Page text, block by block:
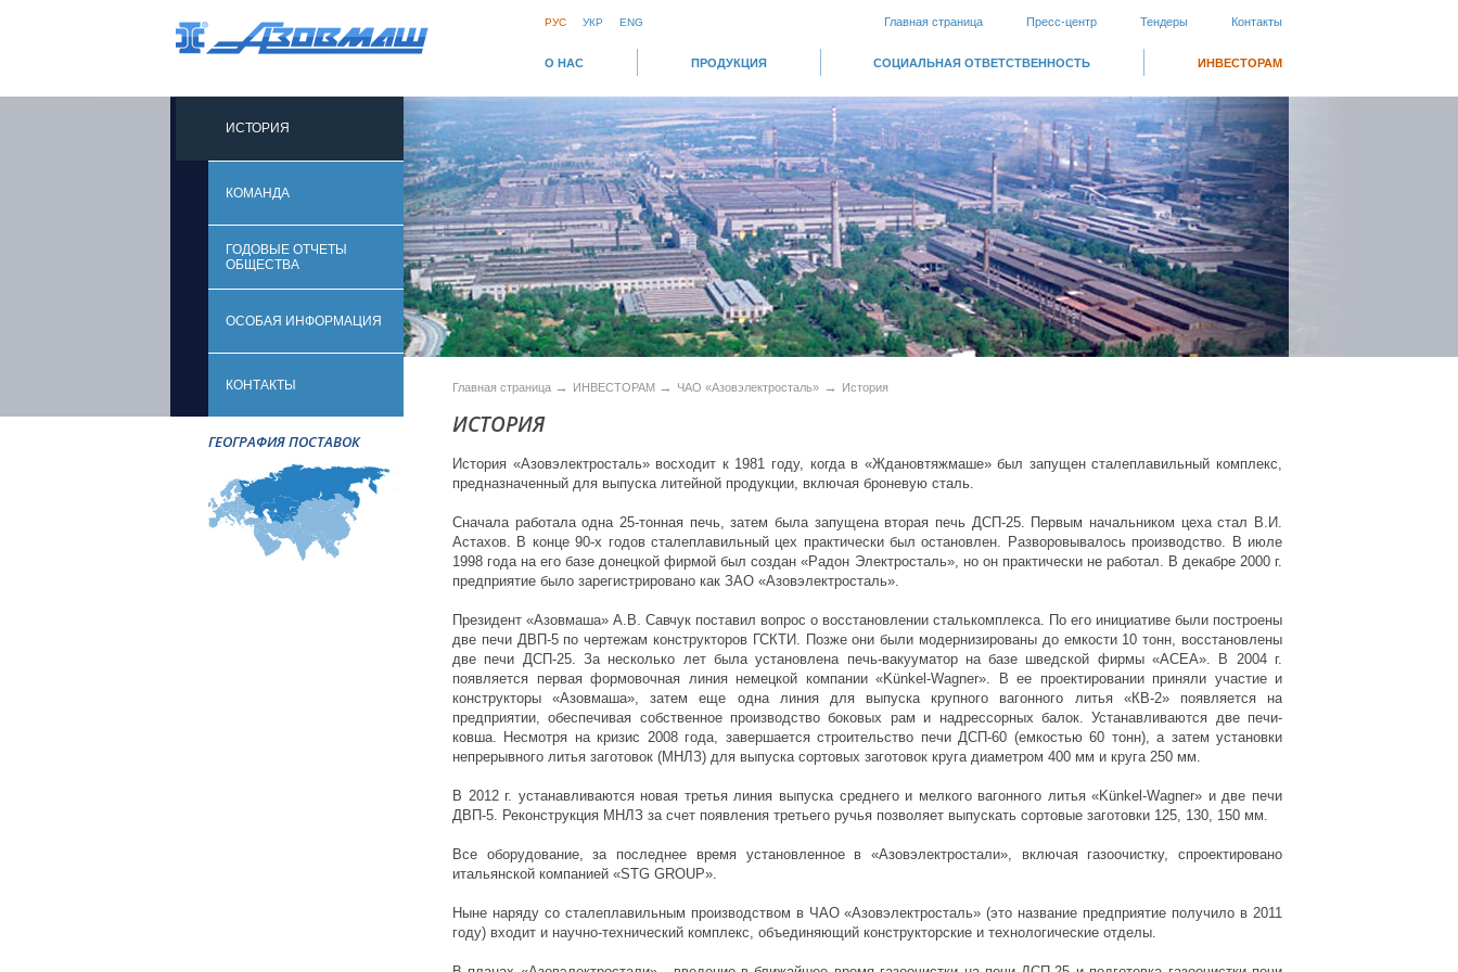
РУС УКР ENG Главная страница Пресс-центр Тендеры Контакты
О НАС ПРОДУКЦИЯ СОЦИАЛЬНАЯ ОТВЕТСТВЕННОСТЬ ИНВЕСТОРАМ
ИСТОРИЯ
КОМАНДА
ГОДОВЫЕ ОТЧЕТЫ
ОБЩЕСТВА
ОСОБАЯ ИНФОРМАЦИЯ
КОНТАКТЫ
ГЕОГРАФИЯ ПОСТАВОК
Главная страница → ИНВЕСТОРАМ → ЧАО «Азовэлектросталь» → История
ИСТОРИЯ
История «Азовэлектросталь» восходит к 1981 году, когда в «Ждановтяжмаше» был запущен сталеплавильный комплекс,
предназначенный для выпуска литейной продукции, включая броневую сталь.
Сначала работала одна 25-тонная печь, затем была запущена вторая печь ДСП-25. Первым начальником цеха стал В.И.
Астахов. В конце 90-х годов сталеплавильный цех практически был остановлен. Разворовывалось производство. В июле
1998 года на его базе донецкой фирмой был создан «Радон Электросталь», но он практически не работал. В декабре 2000 г.
предприятие было зарегистрировано как ЗАО «Азовэлектросталь».
Президент «Азовмаша» А.В. Савчук поставил вопрос о восстановлении сталькомплекса. По его инициативе были построены
две печи ДВП-5 по чертежам конструкторов ГСКТИ. Позже они были модернизированы до емкости 10 тонн, восстановлены
две печи ДСП-25. За несколько лет была установлена печь-вакууматор на базе шведской фирмы «АСЕА». В 2004 г.
появляется первая формовочная линия немецкой компании «Künkel-Wagner». В ее проектировании приняли участие и
конструкторы «Азовмаша», затем еще одна линия для выпуска крупного вагонного литья «КВ-2» появляется на
предприятии, обеспечивая собственное производство боковых рам и надрессорных балок. Устанавливаются две печи-
ковша. Несмотря на кризис 2008 года, завершается строительство печи ДСП-60 (емкостью 60 тонн), а затем установки
непрерывного литья заготовок (МНЛЗ) для выпуска сортовых заготовок круга диаметром 400 мм и круга 250 мм.
В 2012 г. устанавливаются новая третья линия выпуска среднего и мелкого вагонного литья «Künkel-Wagner» и две печи
ДВП-5. Реконструкция МНЛЗ за счет появления третьего ручья позволяет выпускать сортовые заготовки 125, 130, 150 мм.
Все оборудование, за последнее время установленное в «Азовэлектростали», включая газоочистку, спроектировано
итальянской компанией «STG GROUP».
Ныне наряду со сталеплавильным производством в ЧАО «Азовэлектросталь» (это название предприятие получило в 2011
году) входит и научно-технический комплекс, объединяющий конструкторские и технологические отделы.